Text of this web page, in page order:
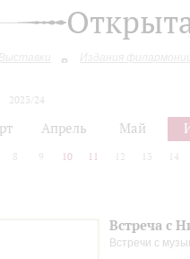
Выставки Издания
2023/24
Апрель Май
8 9 10 11 12 13 14
Встреча с
Встречи с